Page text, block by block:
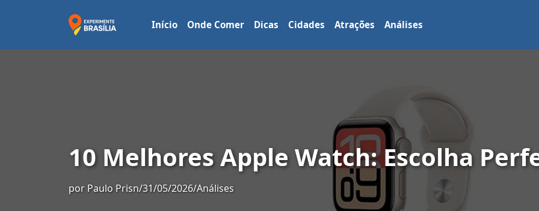
Início Onde Comer Dicas Cidades Atrações Análises
10 Melhores Apple Watch: Escolha
por Paulo Prisn/31/05/2026/Análises